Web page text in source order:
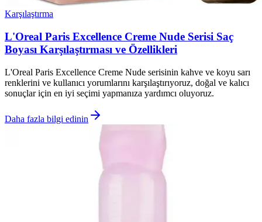
Karşılaştırma
L'Oreal Paris Excellence Creme Nude Serisi Saç
Boyası Karşılaştırması ve Özellikleri
L'Oreal Paris Excellence Creme Nude serisinin kahve ve koyu sarı
renklerini ve kullanıcı yorumlarını karşılaştırıyoruz, doğal ve kalıcı
sonuçlar için en iyi seçimi yapmanıza yardımcı oluyoruz.
Daha fazla bilgi edinin